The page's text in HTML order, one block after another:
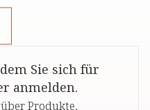
Sie sich für
anmelden.
Produkte,